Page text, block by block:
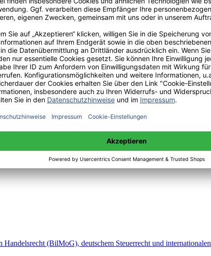
Methoden
Handelsrecht (BilMoG), deutschem Steuerrecht und